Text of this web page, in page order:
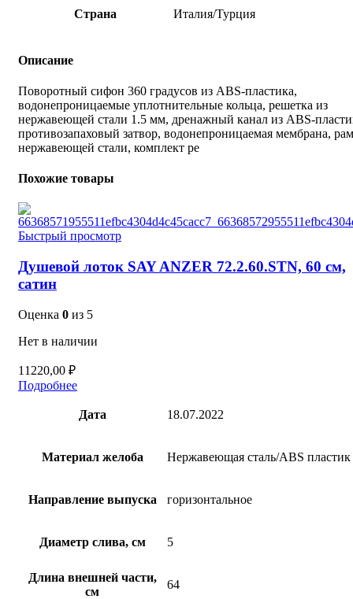
Страна Италия/Турция
Описание
Поворотный сифон 360 градусов из ABS-пластика,
водонепроницаемые уплотнительные кольца, решетка из
нержавеющей стали 1.5 мм, дренажный канал из ABS-
противозапаховый затвор, водонепроницаемая мембрана,
нержавеющей стали, комплект ре
Похожие товары
Быстрый просмотр
Душевой лоток SAY ANZER 72.2.60.STN, 60 см,
сатин
Оценка 0 из 5
Нет в наличии
11220,00 ₽
Подробнее
Дата 18.07.2022
Материал желоба Нержавеющая сталь/ABS пластик
Направление выпуска горизонтальное
Диаметр слива, см 5
Длина внешней части,
см
64